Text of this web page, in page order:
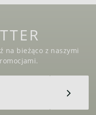
na bieżąco z naszymi